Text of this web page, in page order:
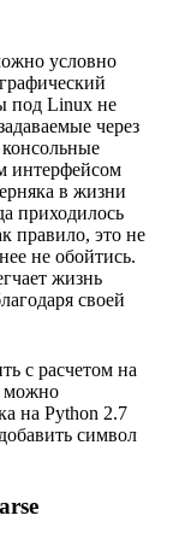
условно
под Linux не
через
интерфейсом
в жизни
приходилось
правило, это не
не обойтись.
жизнь
своей
с расчетом на
можно
на Python 2.7
символ